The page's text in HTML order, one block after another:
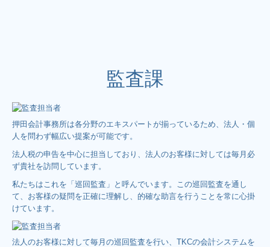
監査課
押田会計事務所は各分野のエキスパートが揃っているため、法人・個
人を問わず幅広い提案が可能です。
法人税の申告を中心に担当しており、法人のお客様に対しては毎月必
ず貴社を訪問しています。
私たちはこれを「巡回監査」と呼んでいます。この巡回監査を通し
て、お客様の疑問を正確に理解し、的確な助言を行うことを常に心掛
けています。
法人のお客様に対して毎月の巡回監査を行い、TKCの会計システムを